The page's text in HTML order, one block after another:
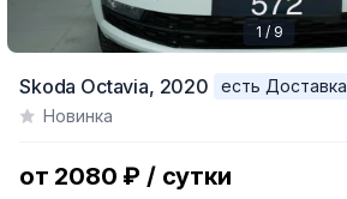
of
1 / 9
Skoda Octavia, 2020
есть Доставка
Новинка
от 2080 ₽ / сутки